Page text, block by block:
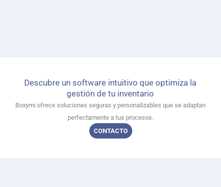
Descubre un software intuitivo que optimiza la
gestión de tu inventario
Boxymi ofrece soluciones seguras y personalizables que se adaptan
perfectamente a tus procesos.
CONTACTO